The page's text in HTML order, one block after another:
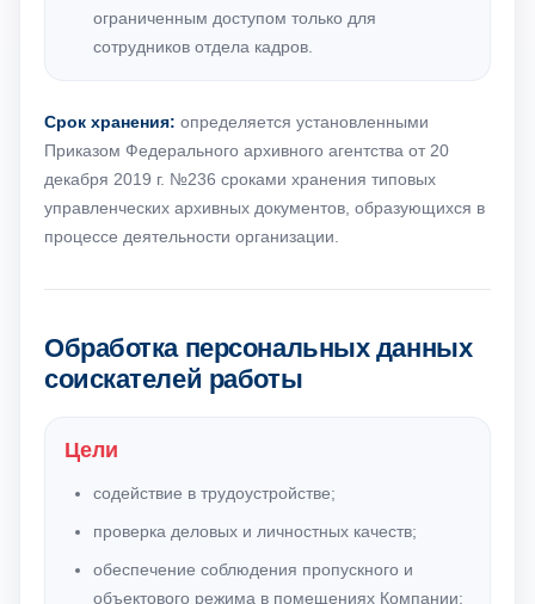
ограниченным доступом только для
сотрудников отдела кадров.
Срок хранения: определяется установленными
Приказом Федерального архивного агентства от 20
декабря 2019 г. №236 сроками хранения типовых
управленческих архивных документов, образующихся в
процессе деятельности организации.
Обработка персональных данных
соискателей работы
Цели
содействие в трудоустройстве;
проверка деловых и личностных качеств;
обеспечение соблюдения пропускного и
объектового режима в помещениях Компании;